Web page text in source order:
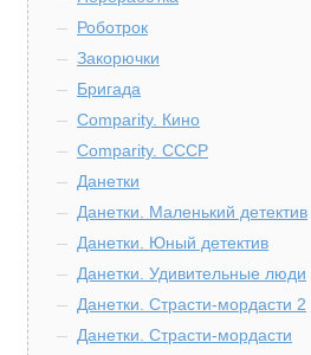
Роботрок
Закорючки
Бригада
Comparity. Кино
Comparity. СССР
Данетки
Данетки. Маленький детектив
Данетки. Юный детектив
Данетки. Удивительные люди
Данетки. Страсти-мордасти 2
Данетки. Страсти-мордасти